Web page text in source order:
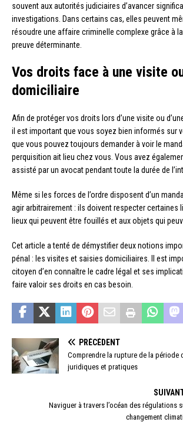
souvent aux autorités judiciaires d’avancer
investigations. Dans certains cas, elles peuvent
résoudre une affaire criminelle complexe grâce à
preuve déterminante.
Vos droits face à une visite
domiciliaire
Afin de protéger vos droits lors d’une visite ou
il est important que vous soyez bien informés sur
que vous pouvez toujours demander à voir le
perquisition ait lieu chez vous. Vous avez
assisté par un avocat pendant toute la durée de
Même si les forces de l’ordre disposent d’un
agir arbitrairement : ils doivent respecter certaines
lieux qui peuvent être fouillés et aux objets qui
Cet article a tenté de démystifier deux notions
pénal : les visites et saisies domiciliaires. Il est
citoyen d’en connaître le cadre légal et ses
faire valoir ses droits en cas besoin.
PRÉCÉDENT
Comprendre la rupture de la période
juridiques et pratiques
Naviguer à travers l’océan des régulations
changement